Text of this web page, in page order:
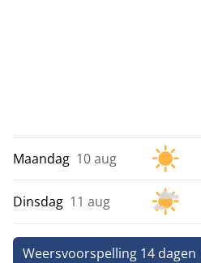
Maandag 10 aug
Dinsdag 11 aug
Weersvoorspelling 14 dagen